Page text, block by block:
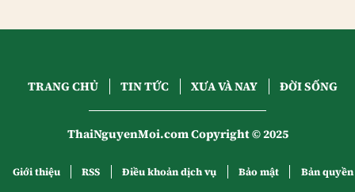
TRANG CHỦ TIN TỨC XƯA VÀ NAY ĐỜI SỐNG
ThaiNguyenMoi.com Copyright © 2025
Giới thiệu RSS Điều khoản dịch vụ Bảo mật Bản quyền